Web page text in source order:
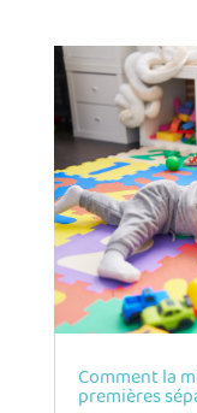
Comment la
premières